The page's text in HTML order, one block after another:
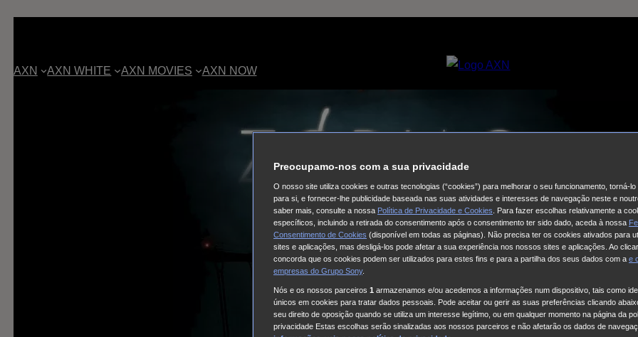
AXN AXN WHITE AXN MOVIES AXN NOW
Preocupamo-nos com a sua privacidade
O nosso site utiliza cookies e outras tecnologias (“cookies”) para melhorar o seu funcionamento, torná-
para si, e fornecer-lhe publicidade baseada nas suas atividades e interesses de navegação neste e
saber mais, consulte a nossa Política de Privacidade e Cookies . Para fazer escolhas relativamente a
específicos, incluindo a retirada do consentimento após o consentimento ter sido dado, aceda à nossa
Consentimento de Cookies (disponível em todas as páginas). Não precisa ter os cookies ativados para
sites e aplicações, mas desligá-los pode afetar a sua experiência nos nossos sites e aplicações. Ao
concorda que os cookies podem ser utilizados para estes fins e para a partilha dos seus dados com a e
empresas do Grupo Sony.
Nós e os nossos parceiros 1 armazenamos e/ou acedemos a informações num dispositivo, tais como
únicos em cookies para tratar dados pessoais. Pode aceitar ou gerir as suas preferências clicando
seu direito de oposição quando se utiliza um interesse legítimo, ou em qualquer momento na página da
privacidade Estas escolhas serão sinalizadas aos nossos parceiros e não afetarão os dados de